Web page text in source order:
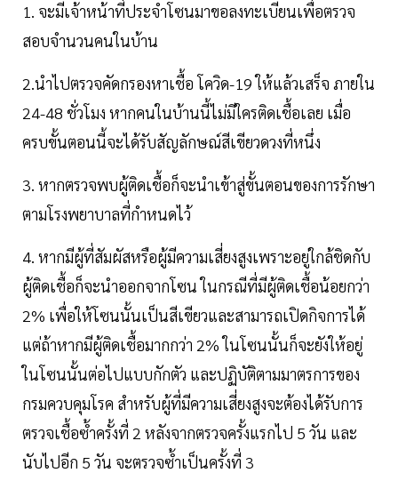
1. จะมีเจ้าหน้าที่ประจำโซนมาขอลงทะเบียนเพื่อตรวจ
สอบจำนวนคนในบ้าน
2.นำไปตรวจคัดกรองหาเชื้อ โควิด-19 ให้แล้วเสร็จ ภายใน
24-48 ชั่วโมง หากคนในบ้านนี้ไม่มีใครติดเชื้อเลย เมื่อ
ครบขั้นตอนนี้จะได้รับสัญลักษณ์สีเขียวดวงที่หนึ่ง
3. หากตรวจพบผู้ติดเชื้อก็จะนำเข้าสู่ขั้นตอนของการรักษา
ตามโรงพยาบาลที่กำหนดไว้
4. หากมีผู้ที่สัมผัสหรือผู้มีความเสี่ยงสูงเพราะอยู่ใกล้ชิดกับ
ผู้ติดเชื้อก็จะนำออกจากโซน ในกรณีที่มีผู้ติดเชื้อน้อยกว่า
2% เพื่อให้โซนนั้นเป็นสีเขียวและสามารถเปิดกิจการได้
แต่ถ้าหากมีผู้ติดเชื้อมากกว่า 2% ในโซนนั้นก็จะยังให้อยู่
ในโซนนั้นต่อไปแบบกักตัว และปฏิบัติตามมาตรการของ
กรมควบคุมโรค สำหรับผู้ที่มีความเสี่ยงสูงจะต้องได้รับการ
ตรวจเชื้อซ้ำครั้งที่ 2 หลังจากตรวจครั้งแรกไป 5 วัน และ
นับไปอีก 5 วัน จะตรวจซ้ำเป็นครั้งที่ 3